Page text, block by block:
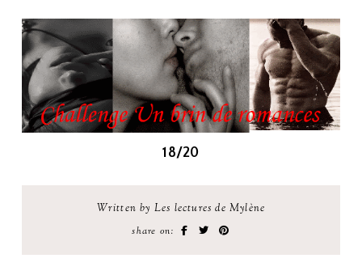
18/20
Written by Les lectures de Mylène
share on: